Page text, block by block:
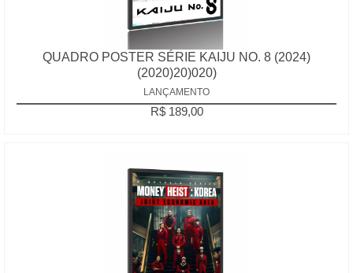
QUADRO POSTER SÉRIE KAIJU NO. 8 (2024)
(2020)20)020)
LANÇAMENTO
R$ 189,00